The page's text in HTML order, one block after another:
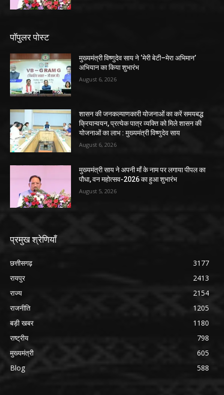
पॉपुलर पोस्ट
मुख्यमंत्री विष्णुदेव साय ने ‘मेरी बेटी–मेरा अभिमान’
अभियान का किया शुभारंभ
August 6, 2026
शासन की जनकल्याणकारी योजनाओं का करें समयबद्ध
क्रियान्वयन, प्रत्येक पात्र व्यक्ति को मिले शासन की
योजनाओं का लाभ : मुख्यमंत्री विष्णुदेव साय
August 6, 2026
मुख्यमंत्री साय ने अपनी माँ के नाम पर लगाया पीपल का
पौधा, वन महोत्सव-2026 का हुआ शुभारंभ
August 5, 2026
प्रमुख श्रेणियाँ
छत्तीसगढ़
3177
रायपुर
2413
राज्य
2154
राजनीति
1205
बड़ी खबर
1180
राष्ट्रीय
798
मुख्यमंत्री
605
Blog
588